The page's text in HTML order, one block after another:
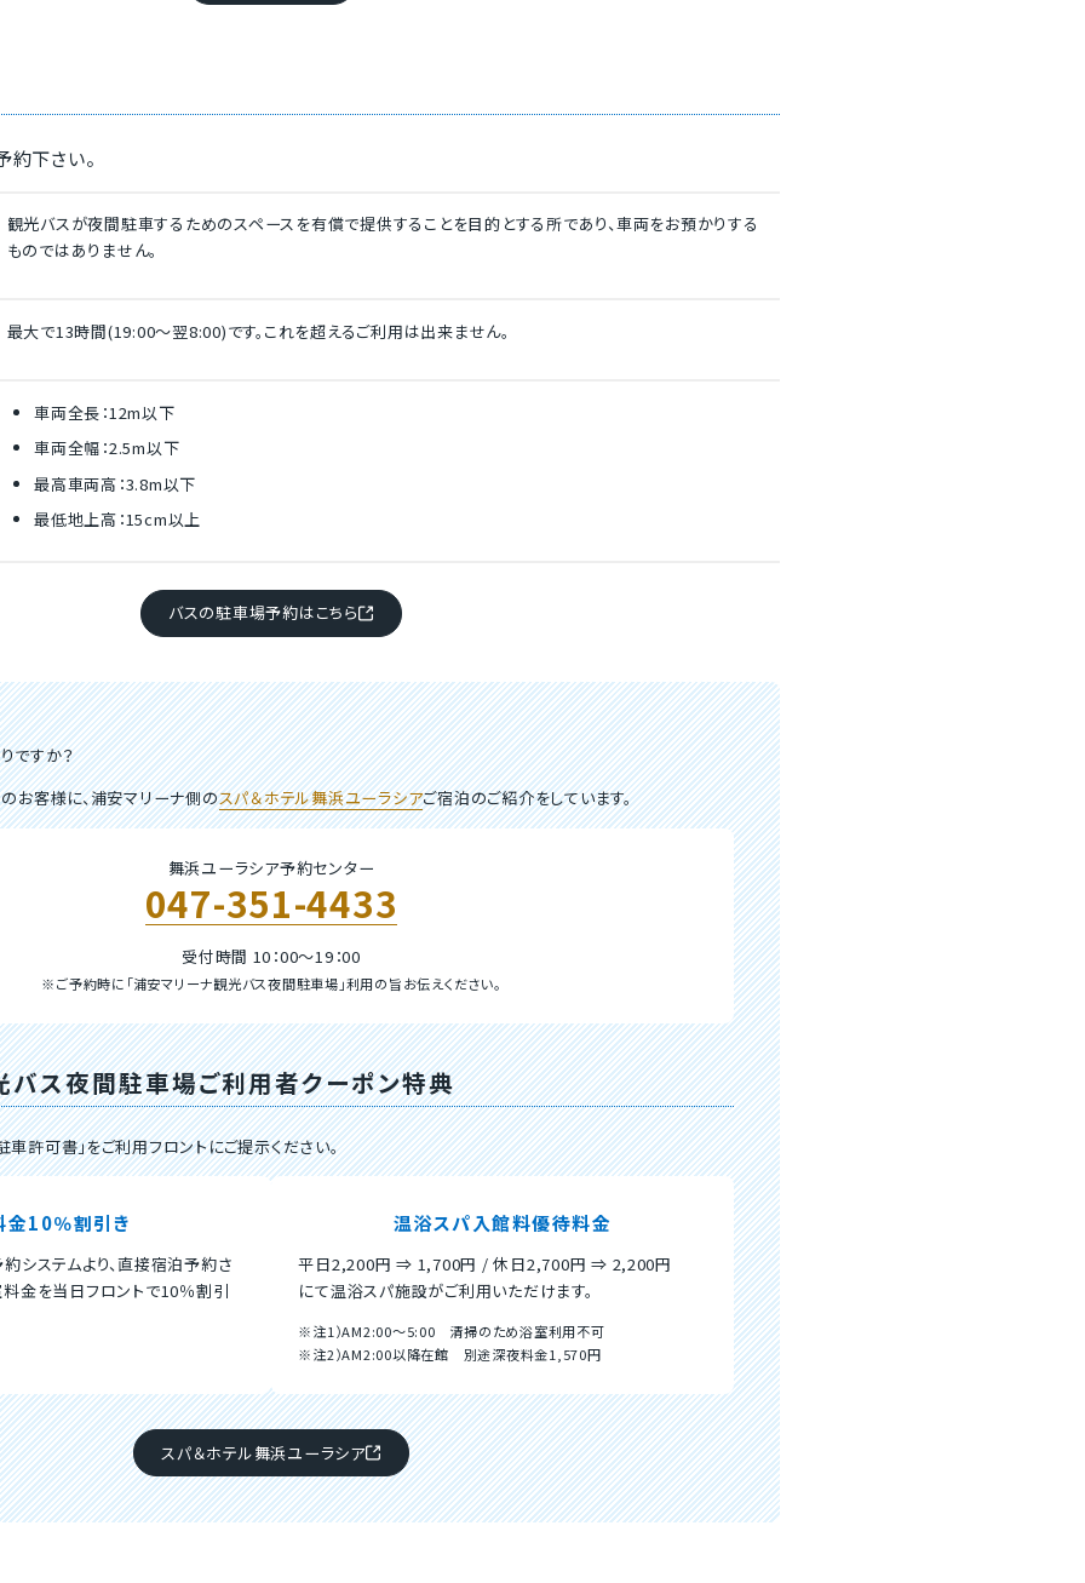
約下さい。
観光バスが夜間駐車するためのスペースを有償で提供することを目的とする所であり、車両をお預かりする
ものではありません。
最大で13時間(19:00～翌8:00)です。これを超えるご利用は出来ません。
車両全長：12m以下
車両全幅：2.5m以下
最高車両高：3.8m以下
最低地上高：15cm以上
バスの駐車場予約はこちら
ですか？
お客様に、浦安マリーナ側のスパ＆ホテル舞浜ユーラシアご宿泊のご紹介をしています。
舞浜ユーラシア予約センター
047-351-4433
受付時間 10：00～19：00
※ご予約時に「浦安マリーナ観光バス夜間駐車場」利用の旨お伝えください。
バス夜間駐車場ご利用者クーポン特典
許可書」をご利用フロントにご提示ください。
金10％割引き
システムより、直接宿泊予約さ
金を当日フロントで10％割引
温浴スパ入館料優待料金
平日2,200円 ⇒ 1,700円 / 休日2,700円 ⇒ 2,200円
にて温浴スパ施設がご利用いただけます。
※注1）AM2:00～5:00 清掃のため浴室利用不可
※注2）AM2:00以降在館 別途深夜料金1,570円
スパ＆ホテル舞浜ユーラシア